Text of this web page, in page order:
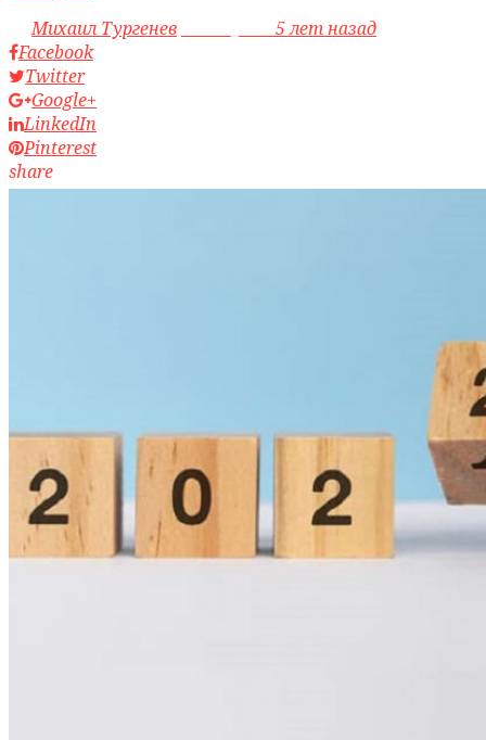
byМихаил Тургенев
5 лет назад
Facebook
Twitter
Google+
LinkedIn
Pinterest
share